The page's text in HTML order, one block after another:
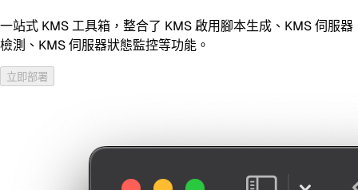
一站式 KMS 工具箱，整合了 KMS 啟用腳本生成、KMS 伺服器
檢測、KMS 伺服器狀態監控等功能。
立即部署